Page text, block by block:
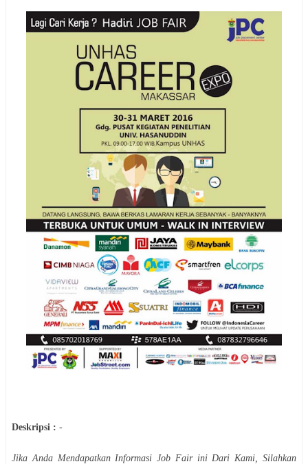
Deskripsi : -
Jika Anda Mendapatkan Informasi Job Fair ini Dari Kami, Silahkan